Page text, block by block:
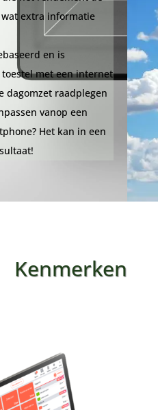
extra informatie
en is
met een internet
dagomzet raadplegen
vanop een
Het kan in een
Kenmerken